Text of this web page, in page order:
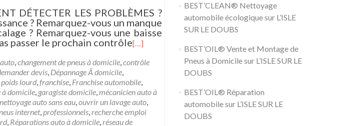
DÉTECTER LES PROBLÈMES ?
? Remarquez-vous un manque
? Remarquez-vous une baisse
passer le prochain contrôle[…]
,changement de pneus à domicile,contrôle
devis, Dépannage Ã domicile,
lourd,franchise, Franchise automobile,
à domicile, garagiste domicile,mécanicien auto à
nettoyage auto sans eau,ouvrir un lavage auto,
internet,professionnels,recherche emploi
, Réparations auto à domicile,réseau de
BEST’CLEAN® Nettoyage
automobile écologique sur L’ISLE
SUR LE DOUBS
BEST’OIL® Vente et Montage de
Pneus à Domicile sur L’ISLE SUR LE
DOUBS
BEST’OIL® Réparation
automobile sur L’ISLE SUR LE
DOUBS